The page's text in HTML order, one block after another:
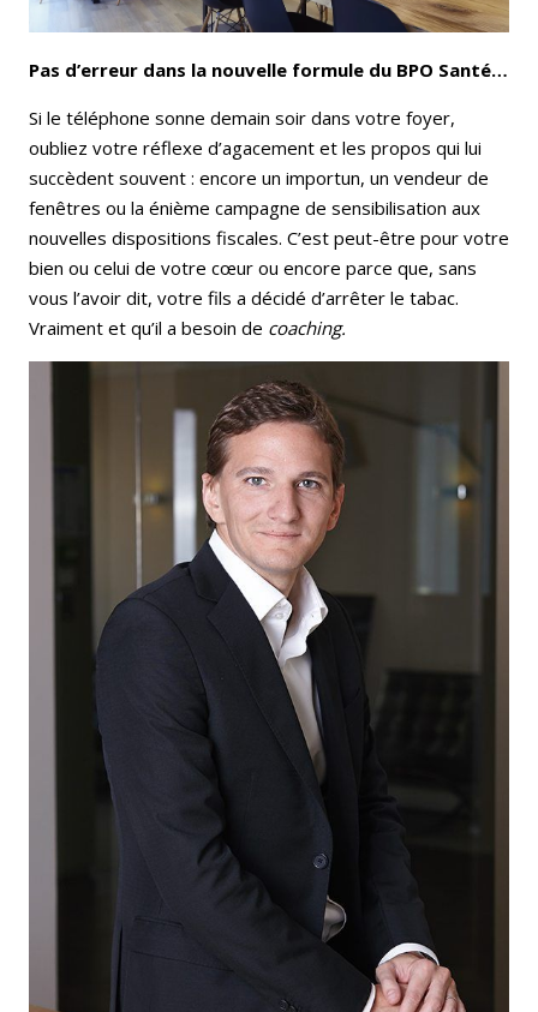
Pas d’erreur dans la nouvelle formule du BPO Santé…
Si le téléphone sonne demain soir dans votre foyer,
oubliez votre réflexe d’agacement et les propos qui lui
succèdent souvent : encore un importun, un vendeur de
fenêtres ou la énième campagne de sensibilisation aux
nouvelles dispositions fiscales. C’est peut-être pour votre
bien ou celui de votre cœur ou encore parce que, sans
vous l’avoir dit, votre fils a décidé d’arrêter le tabac.
Vraiment et qu’il a besoin de coaching.